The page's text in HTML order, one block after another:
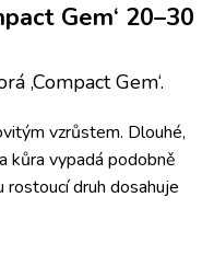
Gem‘ 20–30
‚Compact Gem‘.
vzrůstem. Dlouhé,
kůra vypadá podobně
rostoucí druh dosahuje